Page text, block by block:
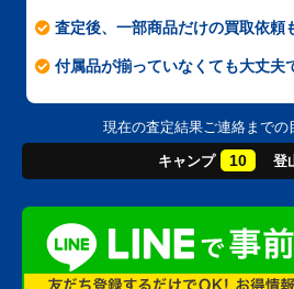
査定後、一部商品だけの買取依頼
付属品が揃っていなくても大丈夫
現在の査定結果ご連絡までの
キャンプ 10 登